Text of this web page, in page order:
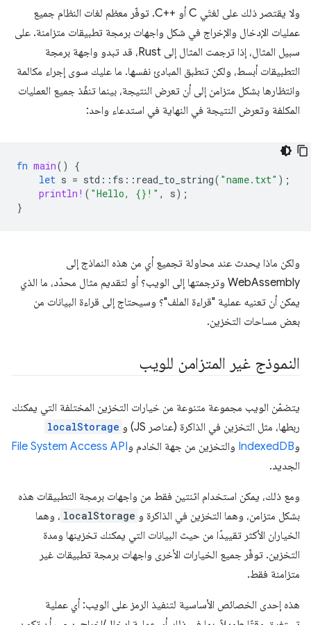
ولا يقتصر ذلك على لغتَي C أو C++‎. توفّر معظم لغات النظام جميع
عمليات الإدخال والإخراج في شكل واجهات برمجة تطبيقات متزامنة. على
سبيل المثال، إذا ترجمت المثال إلى Rust، قد تبدو واجهة برمجة
التطبيقات أبسط، ولكن تنطبق المبادئ نفسها. ما عليك سوى إجراء مكالمة
وانتظارها بشكل متزامن إلى أن تعرض النتيجة، بينما تنفّذ جميع العمليات
المكلفة وتعرض النتيجة في النهاية في استدعاء واحد:
fn main()
{
let s = std :: fs :: read_to_string( "name.txt" );
println! ( "Hello, {}!" , s);
}
ولكن ماذا يحدث عند محاولة تجميع أي من هذه النماذج إلى
WebAssembly وترجمتها إلى الويب؟ أو لتقديم مثال محدّد، ما الذي
يمكن أن تعنيه عملية "قراءة الملف"؟ وسيحتاج إلى قراءة البيانات من
بعض مساحات التخزين.
النموذج غير المتزامن للويب
يتضمّن الويب مجموعة متنوعة من خيارات التخزين المختلفة التي يمكنك
ربطها، مثل التخزين في الذاكرة (عناصر JS) و
localStorage
وIndexedDB والتخزين من جهة الخادم وFile System Access API
الجديد.
ومع ذلك، يمكن استخدام اثنتين فقط من واجهات برمجة التطبيقات هذه
بشكل متزامن، وهما التخزين في الذاكرة و localStorage ، وهما
الخياران الأكثر تقييدًا من حيث البيانات التي يمكنك تخزينها ومدة
التخزين. توفّر جميع الخيارات الأخرى واجهات برمجة تطبيقات غير
متزامنة فقط.
هذه إحدى الخصائص الأساسية لتنفيذ الرمز على الويب: أي عملية